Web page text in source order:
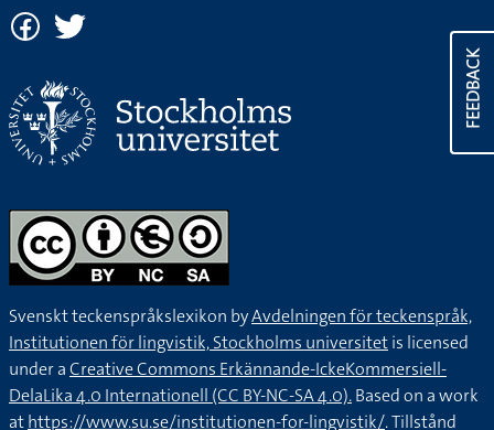
FEEDBACK
Svenskt teckenspråkslexikon byAvdelningen för teckenspråk,
Institutionen för lingvistik, Stockholms universitetis licensed
under aCreative Commons Erkännande-IckeKommersiell-
DelaLika 4.0 Internationell (CC BY-NC-SA 4.0).Based on a work
athttps://www.su.se/institutionen-for-lingvistik/. Tillstånd